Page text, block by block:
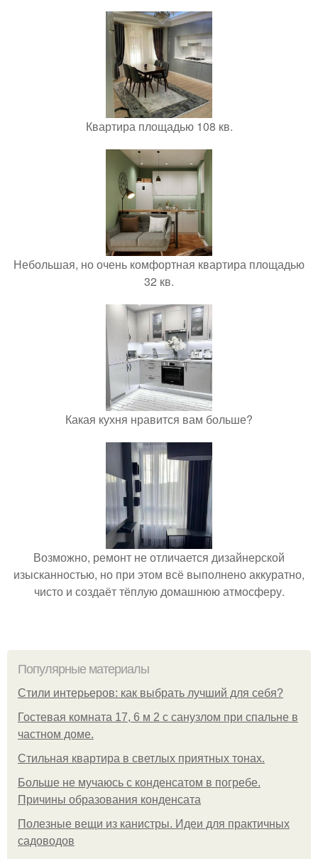
Квартира площадью 108 кв.
Небольшая, но очень комфортная квартира площадью
32 кв.
Какая кухня нравится вам больше?
Возможно, ремонт не отличается дизайнерской
изысканностью, но при этом всё выполнено аккуратно,
чисто и создаёт тёплую домашнюю атмосферу.
Популярные материалы
Стили интерьеров: как выбрать лучший для себя?
Гостевая комната 17, 6 м 2 с санузлом при спальне в
частном доме.
Стильная квартира в светлых приятных тонах.
Больше не мучаюсь с конденсатом в погребе.
Причины образования конденсата
Полезные вещи из канистры. Идеи для практичных
садоводов